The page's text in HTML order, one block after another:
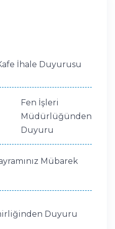
İhale Duyurusu
Fen İşleri
Müdürlüğünden
Duyuru
Mübarek
Duyuru